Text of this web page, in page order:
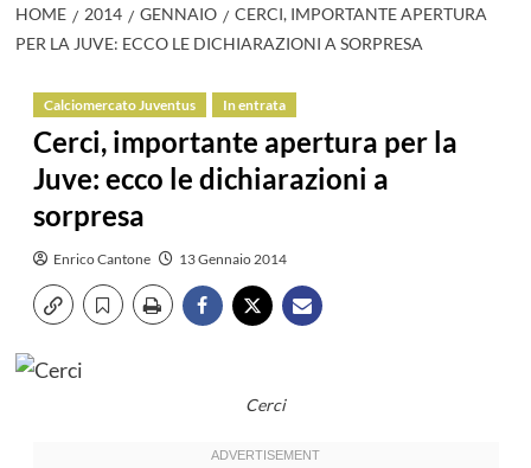
HOME 2014 GENNAIO
CERCI, IMPORTANTE APERTURA
PER LA JUVE: ECCO LE DICHIARAZIONI A SORPRESA
Calciomercato Juventus In entrata
Cerci, importante apertura per la
Juve: ecco le dichiarazioni a
sorpresa
Enrico Cantone 13 Gennaio 2014
Cerci